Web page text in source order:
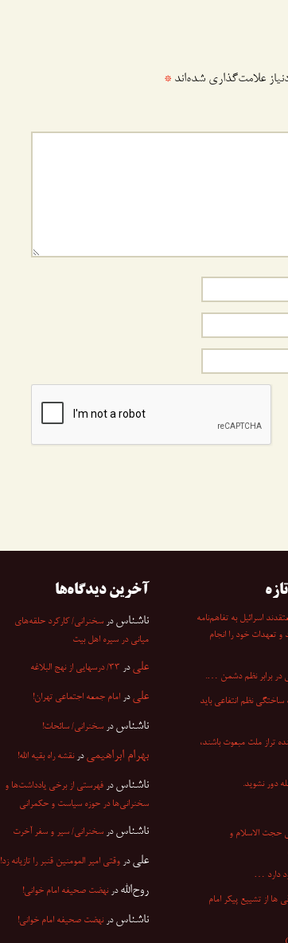
علامت‌گذاری شده‌اند *
معتقدند اسرائیل به تفاهم‌نامه
و تعهدات خود را انجام
در برابر نظم دشمن ….
ساختگی نظم انتفاعی باید
تراز ملت مبعوث باشند،
دور نشوید.
حجت الاسلام و
دارد …
ها از تشییع پیکر امام
آخرین دیدگاه‌ها
ناشناس در سخنرانی/ کارکرد حلقه‌های
میانی در سیره اهل بیت
علی در ۳۳/ درسهایی از نهج البلاغه
علی در امام جمعه اجتماعی تهران!
ناشناس در سخنرانی/ سائحات!
بهرام ابراهیمی درنقشه راه بقیه الله!
ناشناس در فهرستی از برخی یادداشت‌ها و
سخنرانی‌ها در حوزه سیاست و حکمرانی
ناشناس در سخنرانی/ سیر و سفر آخرت
علی در وقتی امیر المومنین قنبر را تازیانه زد!
روح‌الله درنهضت صحیفه امام خوانی!
ناشناس درنهضت صحیفه امام خوانی!